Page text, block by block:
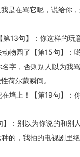
是在骂它呢，说给你
13句】：你这样的
物园了【第15句】：
字，否则别人以为我
荷尔蒙瞬间。
墙上！【第19句】：
：别以为你说的和别
的，我拍的电视剧里